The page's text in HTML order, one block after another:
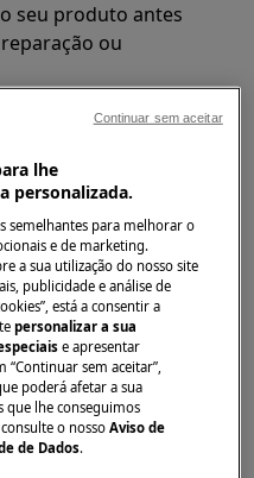
seu produto antes
ou
ELÉTRICO
de reparação ou
e desligue a
lhe
personalizada.
semelhantes para melhorar o
e de marketing.
a sua utilização do nosso site
publicidade e análise de
está a consentir a
personalizar a sua
e apresentar
sem aceitar”,
poderá afetar a sua
que lhe conseguimos
o nossoAviso de
de Dados.
Continuar sem aceitar